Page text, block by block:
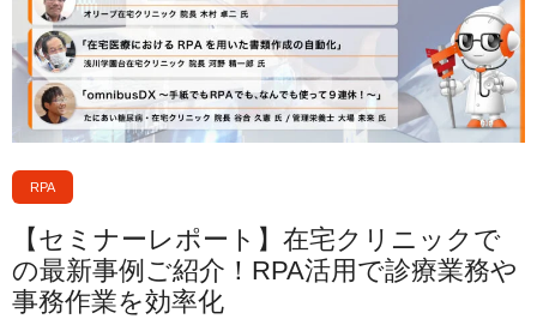
RPA
【セミナーレポート】在宅クリニックで
の最新事例ご紹介！RPA活用で診療業務や
事務作業を効率化